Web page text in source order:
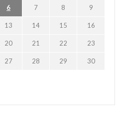
6 7 8 9
13 14 15 16
20 21 22 23
27 28 29 30